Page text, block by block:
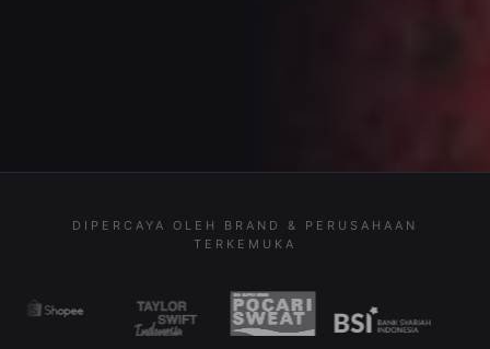
DIPERCAYA OLEH BRAND & PERUSAHAAN
TERKEMUKA